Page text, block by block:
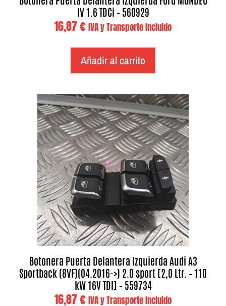
IV 1.6 TDCi – 560929
16,87€ IVA y Transporte Incluido
Añadir al carrito
Botonera Puerta Delantera Izquierda Audi A3
Sportback (8VF)(04.2016->) 2.0 sport [2,0 Ltr. – 110
kW 16V TDI] – 559734
16,87€ IVA y Transporte Incluido